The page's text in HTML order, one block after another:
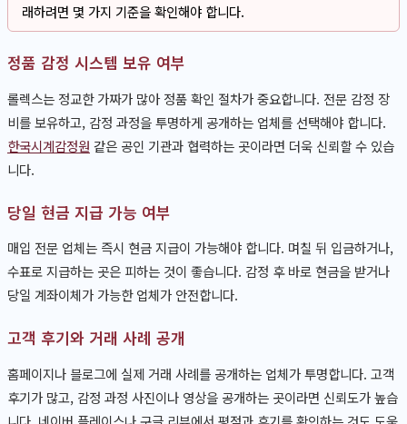
래하려면 몇 가지 기준을 확인해야 합니다.
정품 감정 시스템 보유 여부
롤렉스는 정교한 가짜가 많아 정품 확인 절차가 중요합니다. 전문 감정 장
비를 보유하고, 감정 과정을 투명하게 공개하는 업체를 선택해야 합니다.
한국시계감정원 같은 공인 기관과 협력하는 곳이라면 더욱 신뢰할 수 있습
니다.
당일 현금 지급 가능 여부
매입 전문 업체는 즉시 현금 지급이 가능해야 합니다. 며칠 뒤 입금하거나,
수표로 지급하는 곳은 피하는 것이 좋습니다. 감정 후 바로 현금을 받거나
당일 계좌이체가 가능한 업체가 안전합니다.
고객 후기와 거래 사례 공개
홈페이지나 블로그에 실제 거래 사례를 공개하는 업체가 투명합니다. 고객
후기가 많고, 감정 과정 사진이나 영상을 공개하는 곳이라면 신뢰도가 높습